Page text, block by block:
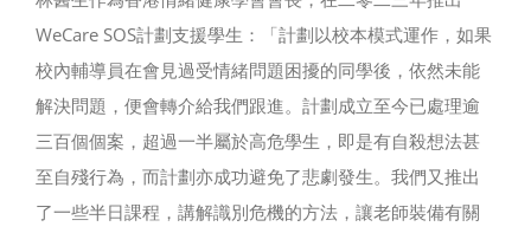
WeCare SOS計劃支援學生：「計劃以校本模式運作，如果
校內輔導員在會見過受情緒問題困擾的同學後，依然未能
解決問題，便會轉介給我們跟進。計劃成立至今已處理逾
三百個個案，超過一半屬於高危學生，即是有自殺想法甚
至自殘行為，而計劃亦成功避免了悲劇發生。我們又推出
了一些半日課程，講解識別危機的方法，讓老師裝備有關